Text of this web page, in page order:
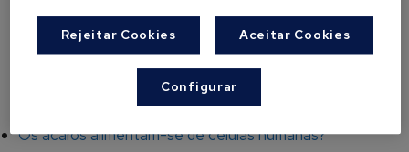
devido a uma humidade relativa abaixo dos 50%.
Os ácaros alimentam-se de células humanas?
Rejeitar Cookies Aceitar Cookies
Configurar